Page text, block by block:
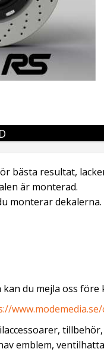
bästa resultat,
är monterad.
monterar dekalerna.
du mejla oss före
www.modemedia.se/
tillbehör,
emblem,